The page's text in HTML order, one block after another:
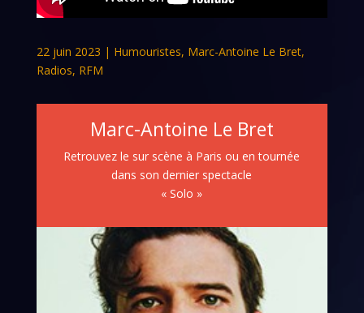
22 juin 2023 | Humouristes, Marc-Antoine Le Bret,
Radios, RFM
Marc-Antoine Le Bret
Retrouvez le sur scène à Paris ou en tournée
dans son dernier spectacle
« Solo »